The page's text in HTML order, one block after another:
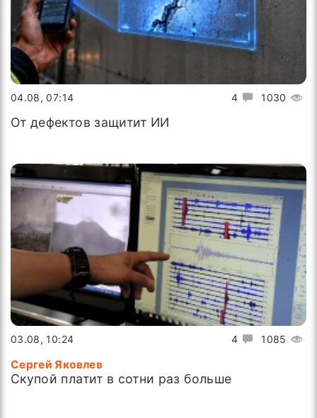
4 1030
04.08, 07:14
От дефектов защитит ИИ
4 1085
03.08, 10:24
Сергей Яковлев
Скупой платит в сотни раз больше